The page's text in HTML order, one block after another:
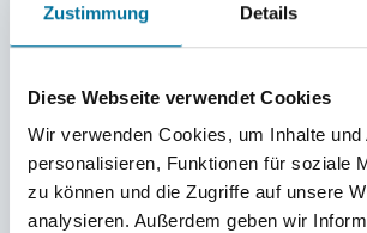
Zustimmung Details
Diese Webseite verwendet Cookies
Wir verwenden Cookies, um Inhalte und
personalisieren, Funktionen für soziale
zu können und die Zugriffe auf unsere
analysieren. Außerdem geben wir